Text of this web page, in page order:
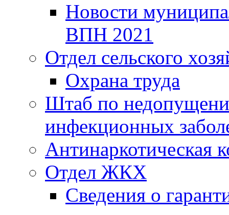
Новости
ВПН 2021
Отдел сельского
Охрана труда
Штаб по
инфекционных
Антинаркотическая
Отдел ЖКХ
Сведения о